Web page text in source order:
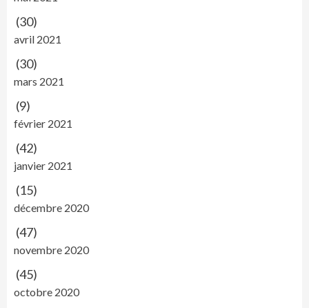
(30)
avril 2021
(30)
mars 2021
(9)
février 2021
(42)
janvier 2021
(15)
décembre 2020
(47)
novembre 2020
(45)
octobre 2020